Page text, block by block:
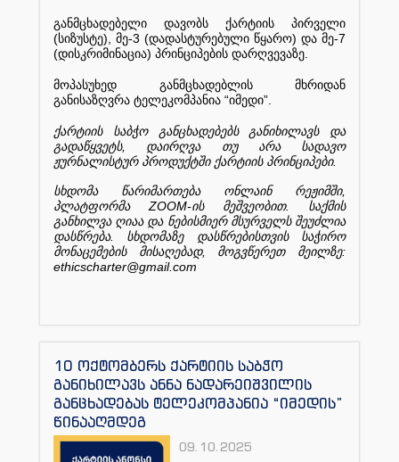
განმცხადებელი დავობს ქარტიის პირველი
(სიზუსტე), მე-3 (დადასტურებული წყარო) და მე-7
(დისკრიმინაცია) პრინციპების დარღვევაზე
მოპასუხედ განმცხადებლის
მხრიდან
განისაზღვრა ტელეკომპანია “იმედი”.
ქარტიის საბჭო განცხადებებს განიხილავს
და
გადაწყვეტს, დაირღვა თუ არა
სადავო
ჟურნალისტურ პროდუქტში ქარტიის პრინციპები.
სხდომა წარიმართება ონლაინ რეჟიმში,
პლატფორმა ZOOM-ის მეშვეობით.
საქმის
განხილვა ღიაა და ნებისმიერ მსურველს შეუძლია
დასწრება. სხდომაზე დასწრებისთვის
საჭირო
მონაცემების
მისაღებად, მოგვწერეთ მეილზე:
ethicscharter@gmail.com
10 ოქტომბერს ქარტიის საბჭო
განიხილავს ანნა ნადარეიშვილის
განცხადებას ტელეკომპანია “იმედის”
წინააღმდეგ
09.10.2025